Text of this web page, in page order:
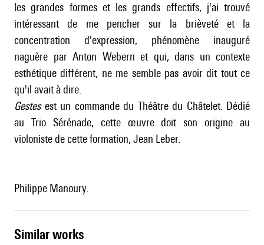
les grandes formes et les grands effectifs, j'ai trouvé
intéressant de me pencher sur la brièveté et la
concentration d'expression, phénomène inauguré
naguère par Anton Webern et qui, dans un contexte
esthétique différent, ne me semble pas avoir dit tout ce
qu'il avait à dire.
Gestesest un commande du Théâtre du Châtelet. Dédié
au Trio Sérénade, cette œuvre doit son origine au
violoniste de cette formation, Jean Leber.
Philippe Manoury.
similar works